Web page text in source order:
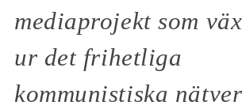
mediaprojekt som
ur det frihetliga
kommunistiska